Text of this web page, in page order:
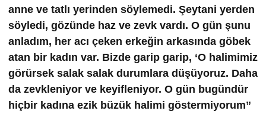
anne ve tatlı yerinden söylemedi. Şeytani yerden
söyledi, gözünde haz ve zevk vardı. O gün şunu
anladım, her acı çeken erkeğin arkasında göbek
atan bir kadın var. Bizde garip garip, ‘O halimimiz
görürsek salak salak durumlara düşüyoruz. Daha
da zevkleniyor ve keyifleniyor. O gün bugündür
hiçbir kadına ezik büzük halimi göstermiyorum”